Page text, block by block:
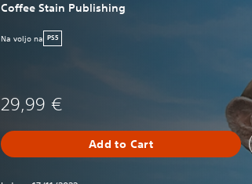
Coffee Stain Publishing
Na voljo na PS5
29,99 €
Add to Cart